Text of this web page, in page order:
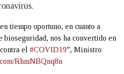
tiempo oportuno, en cuanto a
bioseguridad, nos ha convertido en
el #COVID19”, Ministro
RhmNBQnq8n